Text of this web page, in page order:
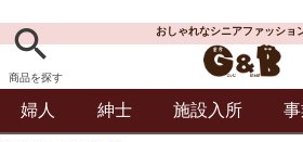
商品を探す
おしゃれなシニアファッショ
婦人 紳士 施設入所